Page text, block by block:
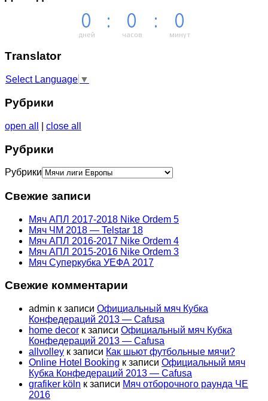
0
дней
: 0
часов
: 0
минут
Тranslator
Select Language ▼
Рубрики
open all close all
Рубрики
Рубрики
Свежие записи
Мяч АПЛ 2017-2018 Nike Ordem 5
Мяч ЧМ 2018 — Telstar 18
Мяч АПЛ 2016-2017 Nike Ordem 4
Мяч АПЛ 2015-2016 Nike Ordem 3
Мяч Суперкубка УЕФА 2017
Свежие комментарии
admin к записи Официальный мяч Кубка
Конфедераций 2013 — Cafusa
home decor к записи Официальный мяч Кубка
Конфедераций 2013 — Cafusa
allvolley к записи Как шьют футбольные мячи?
Online Hotel Booking к записи Официальный мяч
Кубка Конфедераций 2013 — Cafusa
grafiker köln к записи Мяч отборочного раунда ЧЕ
2016